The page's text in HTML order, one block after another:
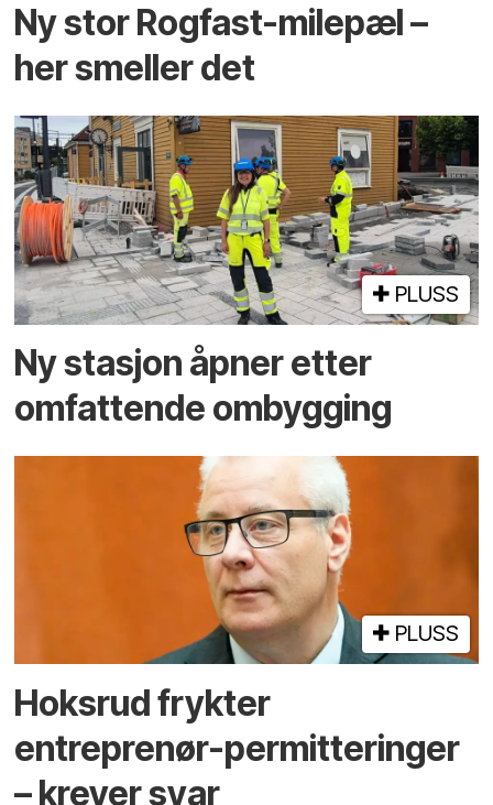
Ny stor Rogfast-milepæl –
her smeller det
PLUSS
Ny stasjon åpner etter
omfattende ombygging
PLUSS
Hoksrud frykter
entreprenør-permitteringer
– krever svar